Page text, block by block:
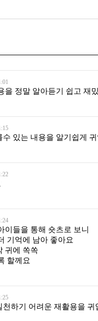
을 정말 알아듣기 쉽고 재
수 있는 내용을 알기쉽게
이들을 통해 숏츠로 보니
기억에 남아 좋아요
귀에 쏙쏙
할께요
천하기 어려운 재활용을